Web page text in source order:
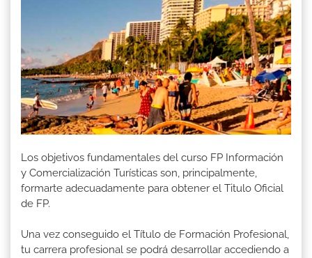
Los objetivos fundamentales del curso FP Información
y Comercialización Turísticas son, principalmente,
formarte adecuadamente para obtener el Titulo Oficial
de FP.
Una vez conseguido el Título de Formación Profesional,
tu carrera profesional se podrá desarrollar accediendo a